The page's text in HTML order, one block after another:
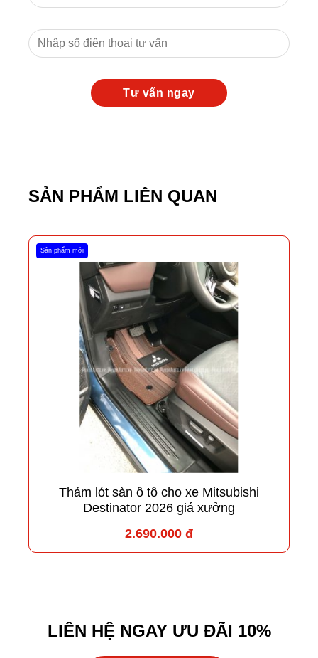
SẢN PHẨM LIÊN QUAN
Sản phẩm mới
Thảm lót sàn ô tô cho xe Mitsubishi
Destinator 2026 giá xưởng
2.690.000 đ
LIÊN HỆ NGAY ƯU ĐÃI 10%